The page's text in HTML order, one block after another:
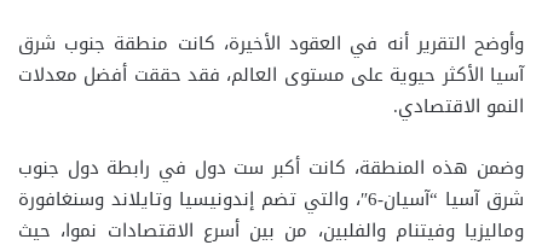
وأوضح التقرير أنه في العقود الأخيرة، كانت منطقة جنوب شرق
آسيا الأكثر حيوية على مستوى العالم، فقد حققت أفضل معدلات
النمو الاقتصادي.
وضمن هذه المنطقة، كانت أكبر ست دول في رابطة دول جنوب
شرق آسيا “آسيان-6″، والتي تضم إندونيسيا وتايلاند وسنغافورة
وماليزيا وفيتنام والفلبين، من بين أسرع الاقتصادات نموا، حيث